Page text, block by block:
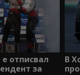
е отписвал
за
В